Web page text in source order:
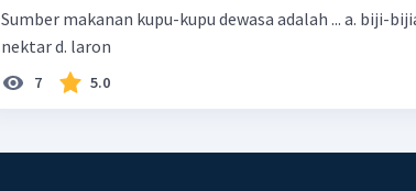
Sumber makanan kupu-kupu dewasa adalah ... a. biji-bijian b. buah-buahan c.
nektar d. laron
7 5.0